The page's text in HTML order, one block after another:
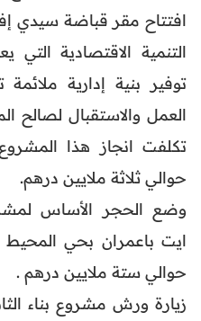
افتتاح مقر قباضة سيدي
التنمية الاقتصادية التي
توفير بنية إدارية
العمل والاستقبال لصالح
تكلفت انجاز هذا
حوالي ثلاثة ملايين درهم.
وضع الحجر الأساس
ايت باعمران بحي المحيط
حوالي ستة ملايين درهم .
زيارة ورش مشروع بناء